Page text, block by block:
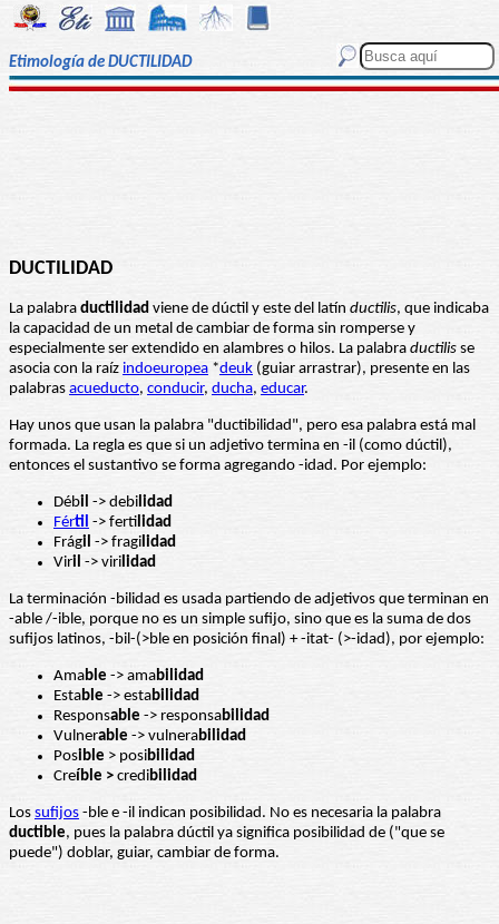
Etimología de DUCTILIDAD
DUCTILIDAD
La palabra ductilidad viene de dúctil y este del latín ductilis, que indicaba
la capacidad de un metal de cambiar de forma sin romperse y
especialmente ser extendido en alambres o hilos. La palabra ductilis se
asocia con la raíz indoeuropea *deuk (guiar arrastrar), presente en las
palabras acueducto, conducir, ducha, educar.
Hay unos que usan la palabra "ductibilidad", pero esa palabra está mal
formada. La regla es que si un adjetivo termina en -il (como dúctil),
entonces el sustantivo se forma agregando -idad. Por ejemplo:
Débil -> debilidad
Fértil -> fertilidad
Frágil -> fragilidad
Viril -> virilidad
La terminación -bilidad es usada partiendo de adjetivos que terminan en
-able /-ible, porque no es un simple sufijo, sino que es la suma de dos
sufijos latinos, -bil-(>ble en posición final) + -itat- (>-idad), por ejemplo:
Amable -> amabilidad
Estable -> estabilidad
Responsable -> responsabilidad
Vulnerable -> vulnerabilidad
Posible > posibilidad
Creíble > credibilidad
Los sufijos -ble e -il indican posibilidad. No es necesaria la palabra
ductible, pues la palabra dúctil ya significa posibilidad de ("que se
puede") doblar, guiar, cambiar de forma.